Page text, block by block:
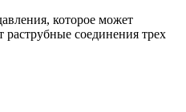
которое может
раструбные соединения трех